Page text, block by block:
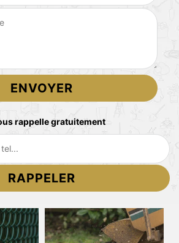
rappelle gratuitement